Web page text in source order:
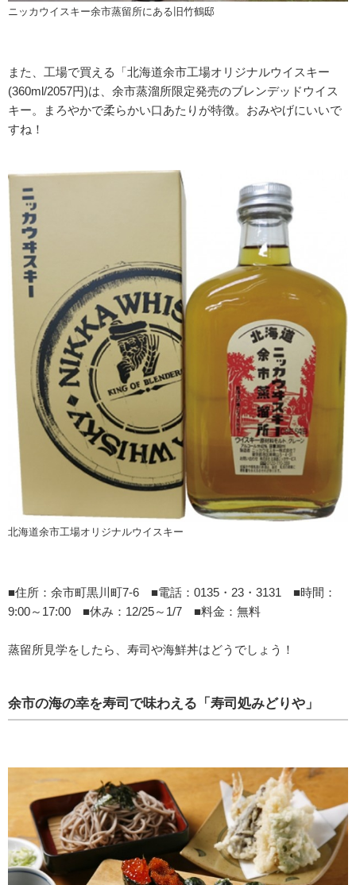
ニッカウイスキー余市蒸留所にある旧竹鶴邸
また、工場で買える「北海道余市工場オリジナルウイスキー
(360ml/2057円)は、余市蒸溜所限定発売のブレンデッドウイス
キー。まろやかで柔らかい口あたりが特徴。おみやげにいいで
すね！
北海道余市工場オリジナルウイスキー
■住所：余市町黒川町7-6 ■電話：0135・23・3131 ■時間：
9:00～17:00 ■休み：12/25～1/7 ■料金：無料
蒸留所見学をしたら、寿司や海鮮丼はどうでしょう！
余市の海の幸を寿司で味わえる「寿司処みどりや」